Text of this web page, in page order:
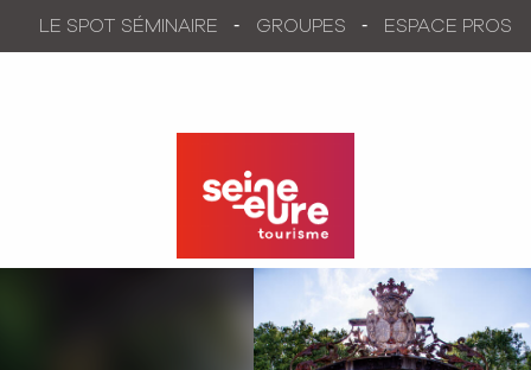
LE SPOT SÉMINAIRE GROUPES ESPACE PROS